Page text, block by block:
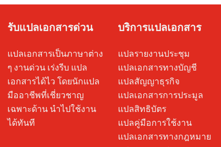
รับแปลเอกสารด่วน
แปลเอกสารเป็นภาษาต่าง
ๆ งานด่วน เร่งรีบ แปล
เอกสารได้ไว โดยนักแปล
มืออาชีพที่เชี่ยวชาญ
เฉพาะด้าน นำไปใช้งาน
ได้ทันที
บริการแปลเอกสาร
แปลรายงานประชุม
แปลเอกสารทางบัญชี
แปลสัญญาธุรกิจ
แปลเอกสารการประมูล
แปลสิทธิบัตร
แปลคู่มือการใช้งาน
แปลเอกสารทางกฎหมาย